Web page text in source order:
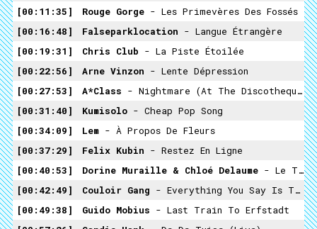
00:11:35
Rouge Gorge - Les Primevères Des Fossés
00:16:48
Falseparklocation - Langue Étrangère
00:19:31
Chris Club - La Piste Étoilée
00:22:56
Arne Vinzon - Lente Dépression
00:27:53
A*Class - Nightmare (At The Discotheque)
00:31:40
Kumisolo - Cheap Pop Song
00:34:09
Lem - À Propos De Fleurs
00:37:29
Felix Kubin - Restez En Ligne
00:40:53
Dorine Muraille & Chloé Delaume - Le Trip
00:42:49
Couloir Gang - Everything You Say Is True
00:49:38
Guido Mobius - Last Train To Erfstadt